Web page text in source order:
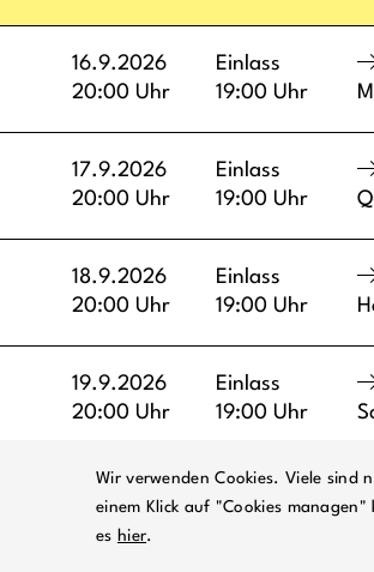
16.9.2026
20:00 Uhr
Einlass
19:00 Uhr
17.9.2026
20:00 Uhr
Einlass
19:00 Uhr
18.9.2026
20:00 Uhr
Einlass
19:00 Uhr
19.9.2026
20:00 Uhr
Einlass
19:00 Uhr
Zurück zur Übersicht
Wir verwenden Cookies. Viele sind
einem Klick auf "Cookies
es hier.